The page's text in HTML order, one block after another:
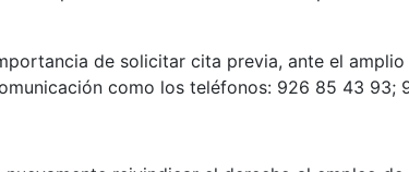
de solicitar cita previa, ante el
como los teléfonos: 926 85 43 93;